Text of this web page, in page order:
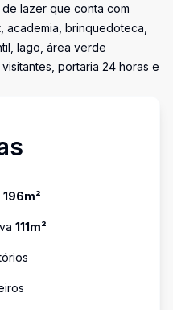
lazer que conta com
brinquedoteca,
lago, área verde
portaria 24 horas e
196m²
111m²
s
s